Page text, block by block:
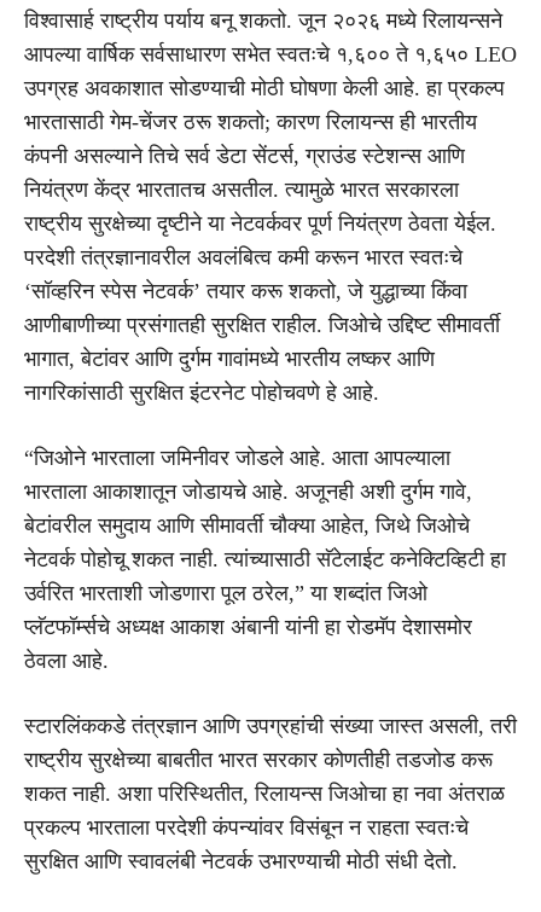
विश्वासार्ह राष्ट्रीय पर्याय बनू शकतो. जून २०२६ मध्ये रिलायन्सने
आपल्या वार्षिक सर्वसाधारण सभेत स्वतःचे १,६०० ते १,६५० LEO
उपग्रह अवकाशात सोडण्याची मोठी घोषणा केली आहे. हा प्रकल्प
भारतासाठी गेम-चेंजर ठरू शकतो; कारण रिलायन्स ही भारतीय
कंपनी असल्याने तिचे सर्व डेटा सेंटर्स, ग्राउंड स्टेशन्स आणि
नियंत्रण केंद्र भारतातच असतील. त्यामुळे भारत सरकारला
राष्ट्रीय सुरक्षेच्या दृष्टीने या नेटवर्कवर पूर्ण नियंत्रण ठेवता येईल.
परदेशी तंत्रज्ञानावरील अवलंबित्व कमी करून भारत स्वतःचे
‘सॉव्हरिन स्पेस नेटवर्क’ तयार करू शकतो, जे युद्धाच्या किंवा
आणीबाणीच्या प्रसंगातही सुरक्षित राहील. जिओचे उद्दिष्ट सीमावर्ती
भागात, बेटांवर आणि दुर्गम गावांमध्ये भारतीय लष्कर आणि
नागरिकांसाठी सुरक्षित इंटरनेट पोहोचवणे हे आहे.
“जिओने भारताला जमिनीवर जोडले आहे. आता आपल्याला
भारताला आकाशातून जोडायचे आहे. अजूनही अशी दुर्गम गावे,
बेटांवरील समुदाय आणि सीमावर्ती चौक्या आहेत, जिथे जिओचे
नेटवर्क पोहोचू शकत नाही. त्यांच्यासाठी सॅटेलाईट कनेक्टिव्हिटी हा
उर्वरित भारताशी जोडणारा पूल ठरेल,” या शब्दांत जिओ
प्लॅटफॉर्म्सचे अध्यक्ष आकाश अंबानी यांनी हा रोडमॅप देशासमोर
ठेवला आहे.
स्टारलिंककडे तंत्रज्ञान आणि उपग्रहांची संख्या जास्त असली, तरी
राष्ट्रीय सुरक्षेच्या बाबतीत भारत सरकार कोणतीही तडजोड करू
शकत नाही. अशा परिस्थितीत, रिलायन्स जिओचा हा नवा अंतराळ
प्रकल्प भारताला परदेशी कंपन्यांवर विसंबून न राहता स्वतःचे
सुरक्षित आणि स्वावलंबी नेटवर्क उभारण्याची मोठी संधी देतो.